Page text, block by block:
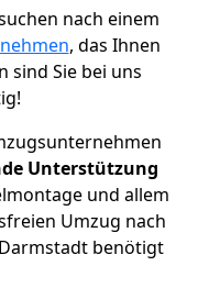
nach einem
, das Ihnen
sind Sie bei uns
Unterstützung
und allem
Umzug nach
benötigt